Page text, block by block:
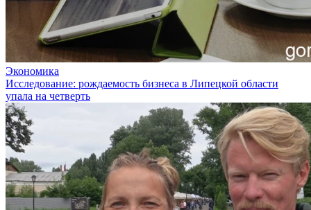
Экономика
Исследование: рождаемость бизнеса в Липецкой области
упала на четверть